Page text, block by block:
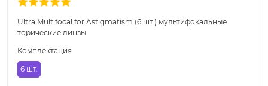
Ultra Multifocal for Astigmatism (6 шт.) мультифокальные
торические линзы
Комплектация
6 шт.